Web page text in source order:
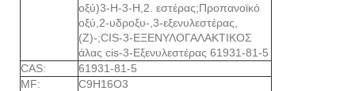
οξύ)3-Η-3-Η,2. εστέρας;Προπανοϊκό
οξύ,2-υδροξυ-,3-εξενυλεστέρας,
(Ζ)-;CIS-3-ΕΞΕΝΥΛΟΓΑΛΑΚΤΙΚΟΣ
άλας cis-3-Εξενυλεστέρας 61931-81-5
CAS:
61931-81-5
MF:
C9H16O3